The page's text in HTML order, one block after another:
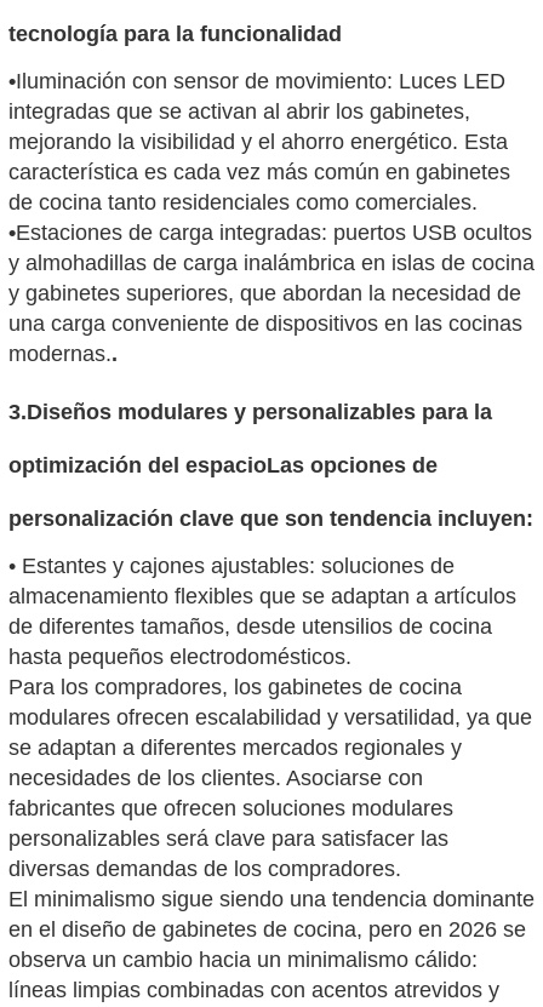
tecnología para la funcionalidad
•Iluminación con sensor de movimiento: Luces LED
integradas que se activan al abrir los gabinetes,
mejorando la visibilidad y el ahorro energético. Esta
característica es cada vez más común en gabinetes
de cocina tanto residenciales como comerciales.
•Estaciones de carga integradas: puertos USB ocultos
y almohadillas de carga inalámbrica en islas de cocina
y gabinetes superiores, que abordan la necesidad de
una carga conveniente de dispositivos en las cocinas
modernas..
3.Diseños modulares y personalizables para la
optimización del espacioLas opciones de
personalización clave que son tendencia incluyen:
• Estantes y cajones ajustables: soluciones de
almacenamiento flexibles que se adaptan a artículos
de diferentes tamaños, desde utensilios de cocina
hasta pequeños electrodomésticos.
Para los compradores, los gabinetes de cocina
modulares ofrecen escalabilidad y versatilidad, ya que
se adaptan a diferentes mercados regionales y
necesidades de los clientes. Asociarse con
fabricantes que ofrecen soluciones modulares
personalizables será clave para satisfacer las
diversas demandas de los compradores.
El minimalismo sigue siendo una tendencia dominante
en el diseño de gabinetes de cocina, pero en 2026 se
observa un cambio hacia un minimalismo cálido:
líneas limpias combinadas con acentos atrevidos y